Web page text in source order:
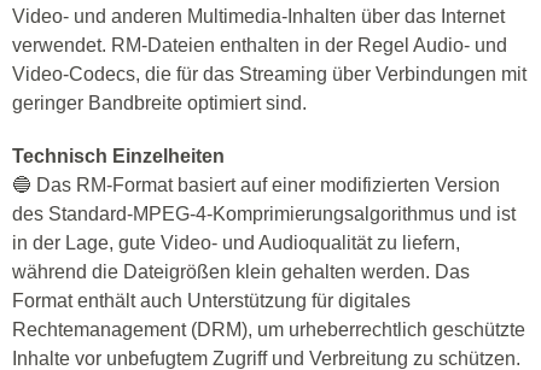
Video- und anderen Multimedia-Inhalten über das Internet
verwendet. RM-Dateien enthalten in der Regel Audio- und
Video-Codecs, die für das Streaming über Verbindungen mit
geringer Bandbreite optimiert sind.
Technisch Einzelheiten
🔵 Das RM-Format basiert auf einer modifizierten Version
des Standard-MPEG-4-Komprimierungsalgorithmus und ist
in der Lage, gute Video- und Audioqualität zu liefern,
während die Dateigrößen klein gehalten werden. Das
Format enthält auch Unterstützung für digitales
Rechtemanagement (DRM), um urheberrechtlich geschützte
Inhalte vor unbefugtem Zugriff und Verbreitung zu schützen.